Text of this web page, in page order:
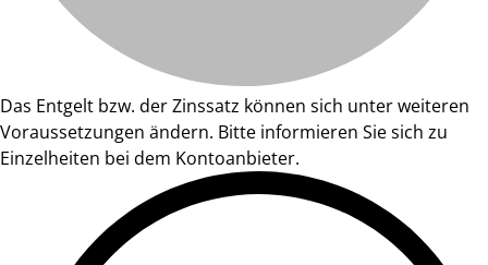
Das Entgelt bzw. der Zinssatz können sich unter weiteren
Voraussetzungen ändern. Bitte informieren Sie sich zu
Einzelheiten bei dem Kontoanbieter.